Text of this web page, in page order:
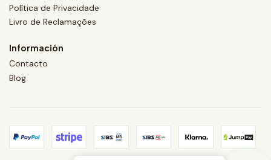
Política de Privacidade
Livro de Reclamações
Información
Contacto
Blog